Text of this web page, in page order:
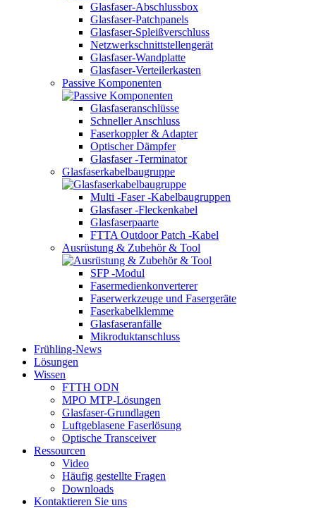
Glasfaser-Abschlussbox
Glasfaser-Patchpanels
Glasfaser-Spleißverschluss
Netzwerkschnittstellengerät
Glasfaser-Wandplatte
Glasfaser-Verteilerkasten
Passive Komponenten
Glasfaseranschlüsse
Schneller Anschluss
Faserkoppler & Adapter
Optischer Dämpfer
Glasfaser -Terminator
Glasfaserkabelbaugruppe
Multi -Faser -Kabelbaugruppen
Glasfaser -Fleckenkabel
Glasfaserpaarte
FTTA Outdoor Patch -Kabel
Ausrüstung & Zubehör & Tool
SFP -Modul
Fasermedienkonverterer
Faserwerkzeuge und Fasergeräte
Faserkabelklemme
Glasfaseranfälle
Mikroduktanschluss
Frühling-News
Lösungen
Wissen
FTTH ODN
MPO MTP-Lösungen
Glasfaser-Grundlagen
Luftgeblasene Faserlösung
Optische Transceiver
Ressourcen
Video
Häufig gestellte Fragen
Downloads
Kontaktieren Sie uns